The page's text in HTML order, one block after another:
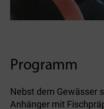
Programm
Nebst dem Gewässer
Anhänger mit